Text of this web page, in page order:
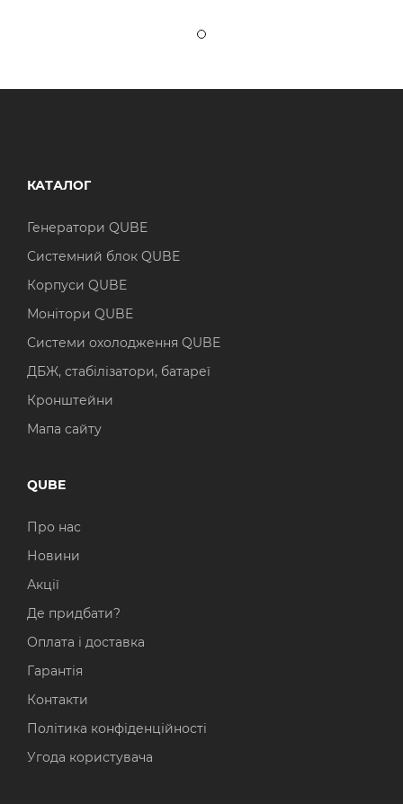
КАТАЛОГ
Генератори QUBE
Системний блок QUBE
Корпуси QUBE
Монітори QUBE
Системи охолодження QUBE
ДБЖ, стабілізатори, батареї
Кронштейни
Мапа сайту
QUBE
Про нас
Новини
Акції
Де придбати?
Оплата і доставка
Гарантія
Контакти
Політика конфіденційності
Угода користувача